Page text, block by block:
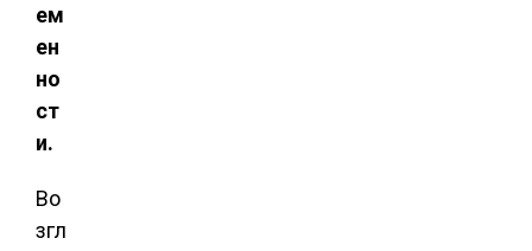
ем
ен
но
ст
и.
Во
згл